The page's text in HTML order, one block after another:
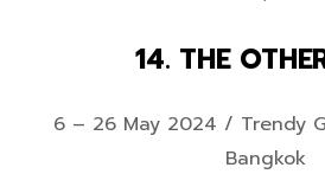
14. THE
6 – 26 May 2024 / Trendy
Bangkok